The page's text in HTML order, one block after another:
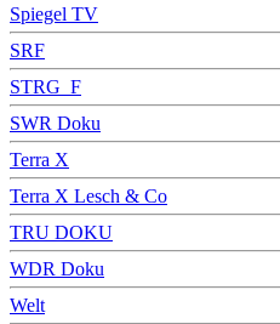
Spiegel TV
SRF
STRG_F
SWR Doku
Terra X
Terra X Lesch & Co
TRU DOKU
WDR Doku
Welt